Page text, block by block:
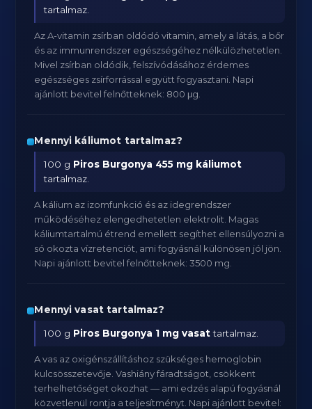
tartalmaz.
Az A-vitamin zsírban oldódó vitamin, amely a látás, a bőr
és az immunrendszer egészségéhez nélkülözhetetlen.
Mivel zsírban oldódik, felszívódásához érdemes
egészséges zsírforrással együtt fogyasztani. Napi
ajánlott bevitel felnőtteknek: 800 μg.
Mennyi káliumot tartalmaz?
100 g Piros Burgonya 455 mg káliumot
tartalmaz.
A kálium az izomfunkció és az idegrendszer
működéséhez elengedhetetlen elektrolit. Magas
káliumtartalmú étrend emellett segíthet ellensúlyozni a
só okozta vízretenciót, ami fogyásnál különösen jól jön.
Napi ajánlott bevitel felnőtteknek: 3500 mg.
Mennyi vasat tartalmaz?
100 g Piros Burgonya 1 mg vasattartalmaz.
A vas az oxigénszállításhoz szükséges hemoglobin
kulcsösszetevője. Vashiány fáradtságot, csökkent
terhelhetőséget okozhat — ami edzés alapú fogyásnál
közvetlenül rontja a teljesítményt. Napi ajánlott bevitel: